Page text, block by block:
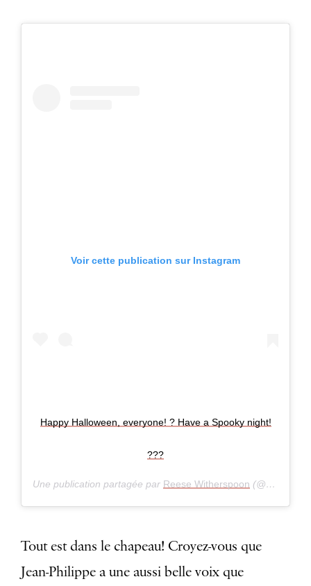
Voir cette publication sur Instagram
Happy Halloween, everyone! ? Have a Spooky night!
???
Une publication partagée par Reese Witherspoon (@reesewitherspoon) le
Tout est dans le chapeau! Croyez-vous que
Jean-Philippe a une aussi belle voix que